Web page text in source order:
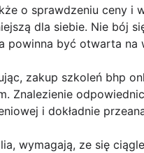
o sprawdzeniu ceny i
dla siebie. Nie bój
powinna być otwarta na
zakup szkoleń bhp
Znalezienie
i dokładnie
wymagają, ze się